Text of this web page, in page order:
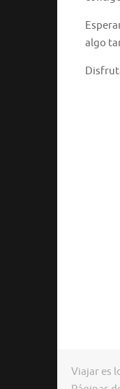
algo
Viajar es